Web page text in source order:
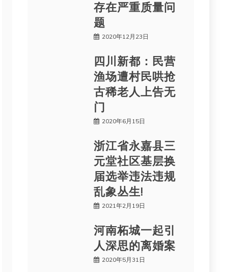
存在严重质量问
题
2020年12月23日
四川新都：民营
渔场遭村民哄抢
古稀老人上告无
门
2020年6月15日
浙江省永嘉县三
元堂社区基层换
届选举违法违规
乱象丛生!
2021年2月19日
河南柘城一起引
人深思的离婚案
2020年5月31日